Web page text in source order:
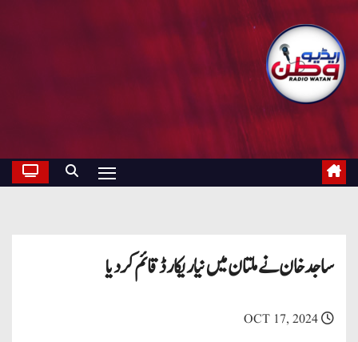
ساجد خان نے ملتان میں نیا ریکارڈ قائم کر دیا
OCT 17, 2024